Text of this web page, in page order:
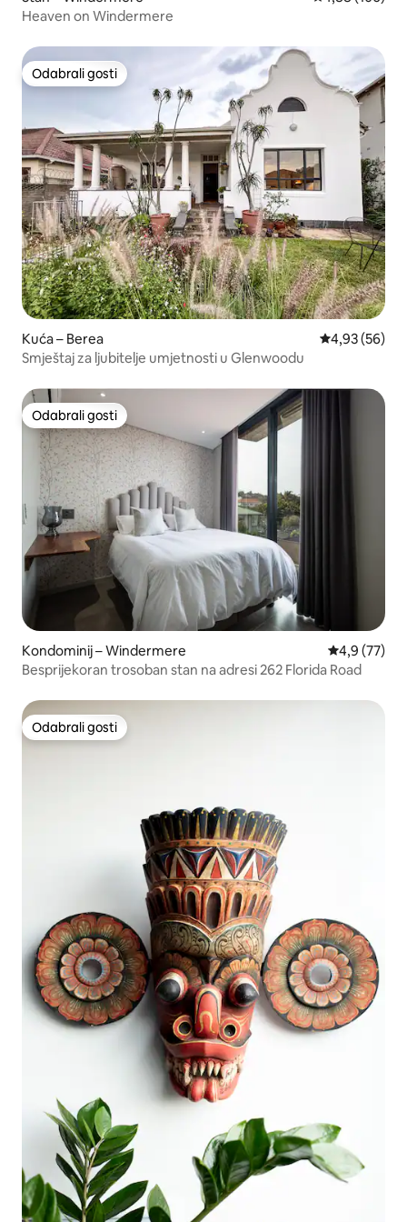
Heaven on Windermere
Odabrali gosti
Odabrali gosti
Kuća – Berea Prosječna
4,93 (56)
Smještaj za ljubitelje umjetnosti u Glenwoodu
Odabrali gosti
Odabrali gosti
Kondominij – Windermere Prosječna
4,9 (77)
Besprijekoran trosoban stan na adresi 262 Florida Road
Odabrali gosti
Odabrali gosti